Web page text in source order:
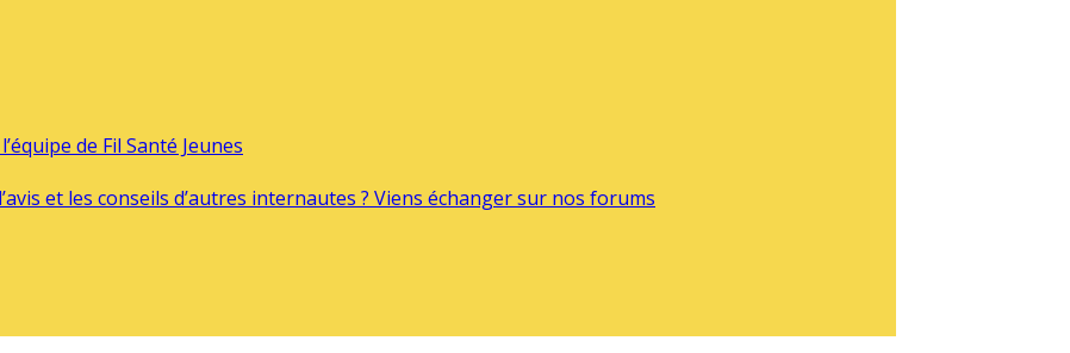
de Fil Santé Jeunes
et les conseils d’autres internautes ? Viens échanger sur nos forums